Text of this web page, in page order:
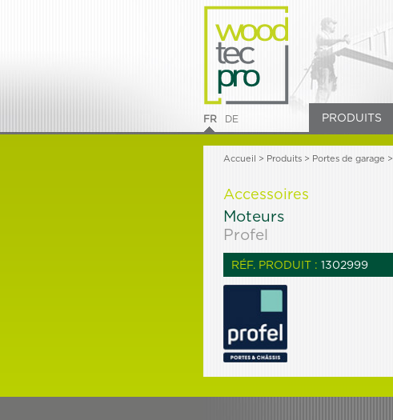
FR DE PRODUITS
Accueil > Produits> Portes de garage >
Accessoires
Moteurs
Profel
RÉF. PRODUIT : 1302999